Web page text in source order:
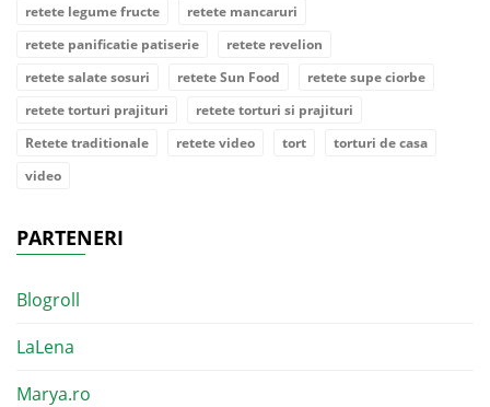
retete legume fructe
retete mancaruri
retete panificatie patiserie
retete revelion
retete salate sosuri
retete Sun Food
retete supe ciorbe
retete torturi prajituri
retete torturi si prajituri
Retete traditionale
retete video tort
torturi de casa
video
PARTENERI
Blogroll
LaLena
Marya.ro